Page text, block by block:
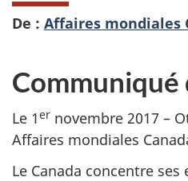
De : Affaires mondiales
Communiqué
Le 1er novembre 2017 –
Affaires mondiales
Le Canada concentre